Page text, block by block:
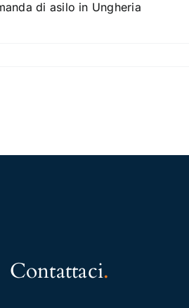
di asilo in Ungheria
Contattaci.